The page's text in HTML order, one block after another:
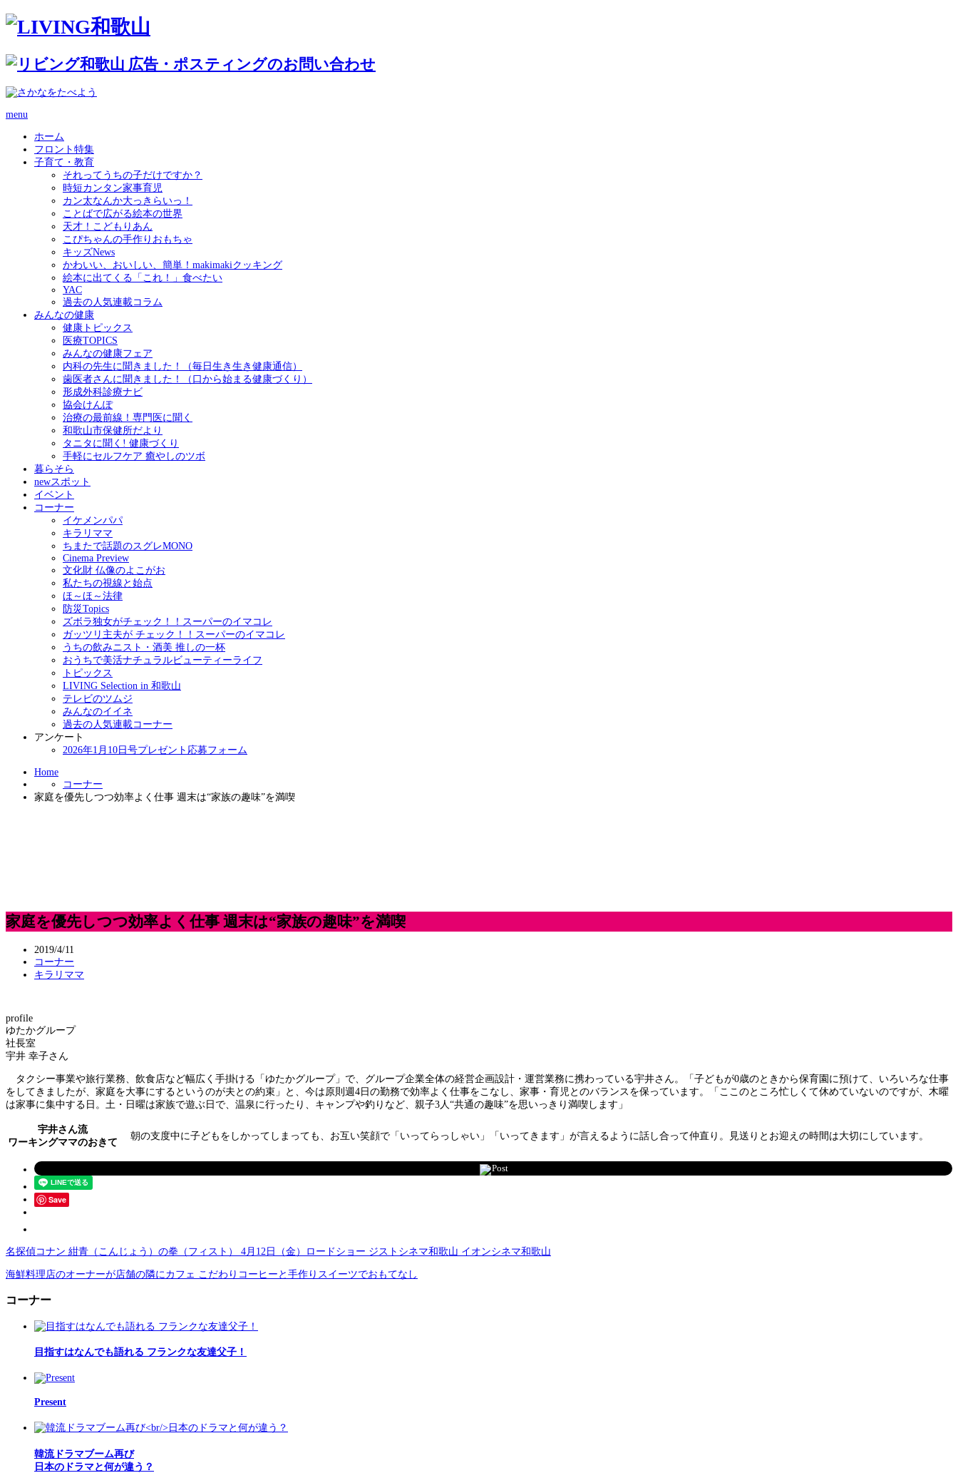
menu
ホーム
フロント特集
子育て・教育
それってうちの子だけですか？
時短カンタン家事育児
カン太なんか大っきらいっ！
ことばで広がる絵本の世界
天才！こどもりあん
こぴちゃんの手作りおもちゃ
キッズNews
かわいい、おいしい、簡単！makimakiクッキング
絵本に出てくる「これ！」食べたい
YAC
過去の人気連載コラム
みんなの健康
健康トピックス
医療TOPICS
みんなの健康フェア
内科の先生に聞きました！（毎日生き生き健康通信）
歯医者さんに聞きました！（口から始まる健康づくり）
形成外科診療ナビ
協会けんぽ
治療の最前線！専門医に聞く
和歌山市保健所だより
タニタに聞く! 健康づくり
手軽にセルフケア 癒やしのツボ
暮らそら
newスポット
イベント
コーナー
イケメンパパ
キラリママ
ちまたで話題のスグレMONO
Cinema Preview
文化財 仏像のよこがお
私たちの視線と始点
ほ～ほ～法律
防災Topics
ズボラ独女がチェック！！スーパーのイマコレ
ガッツリ主夫が チェック！！スーパーのイマコレ
うちの飲みニスト・酒美 推しの一杯
おうちで美活ナチュラルビューティーライフ
トピックス
LIVING Selection in 和歌山
テレビのツムジ
みんなのイイネ
過去の人気連載コーナー
アンケート
2026年1月10日号プレゼント応募フォーム
Home
コーナー
家庭を優先しつつ効率よく仕事 週末は“家族の趣味”を満喫
家庭を優先しつつ効率よく仕事 週末は“家族の趣味”を満喫
2019/4/11
コーナー
キラリママ
profile
ゆたかグループ
社長室
宇井 幸子さん
タクシー事業や旅行業務、飲食店など幅広く手掛ける「ゆたかグループ」で、グループ企業全体の経営企画設計・運営業務に携わっている宇井さん。「子どもが0歳のときから保育園に預けて、いろいろな仕事
をしてきましたが、家庭を大事にするというのが夫との約束」と、今は原則週4日の勤務で効率よく仕事をこなし、家事・育児とのバランスを保っています。「ここのところ忙しくて休めていないのですが、木曜
は家事に集中する日。土・日曜は家族で遊ぶ日で、温泉に行ったり、キャンプや釣りなど、親子3人“共通の趣味”を思いっきり満喫します」
宇井さん流
ワーキングママのおきて
朝の支度中に子どもをしかってしまっても、お互い笑顔で「いってらっしゃい」「いってきます」が言えるように話し合って仲直り。見送りとお迎えの時間は大切にしています。
Post
Save
名探偵コナン 紺青（こんじょう）の拳（フィスト） 4月12日（金）ロードショー ジストシネマ和歌山 イオンシネマ和歌山
海鮮料理店のオーナーが店舗の隣にカフェ こだわりコーヒーと手作りスイーツでおもてなし
コーナー
目指すはなんでも語れる フランクな友達父子！
Present
韓流ドラマブーム再び
日本のドラマと何が違う？